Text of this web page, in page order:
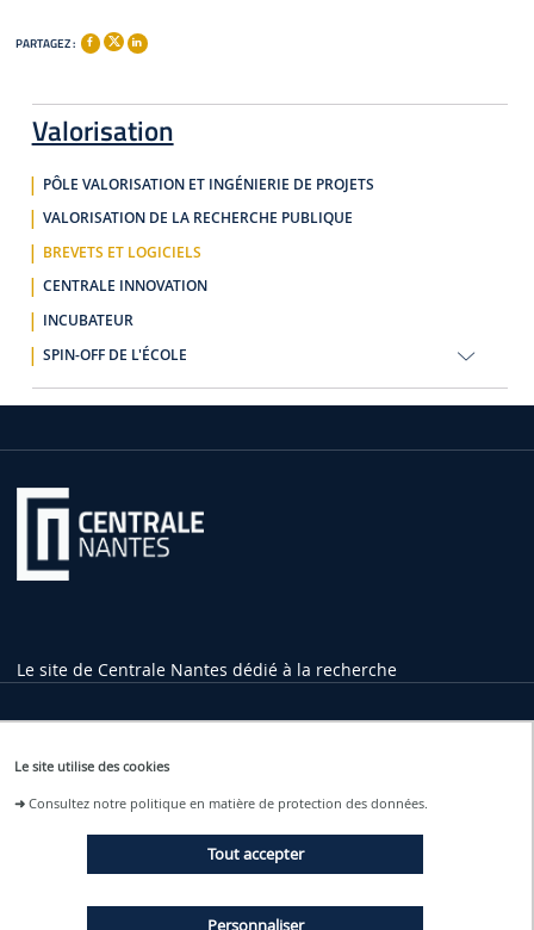
Le site utilise des cookies
➜Consultez notre politique en matière de protection des données.
Tout accepter
Personnaliser
Valorisation
PÔLE VALORISATION ET INGÉNIERIE DE PROJETS
VALORISATION DE LA RECHERCHE PUBLIQUE
BREVETS ET LOGICIELS
CENTRALE INNOVATION
INCUBATEUR
SPIN-OFF DE L'ÉCOLE
PARTAGEZ :
Le site de Centrale Nantes dédié à la recherche
1 rue de la Noë
44321 Nantes Cedex 3
@ec-nantes.fr